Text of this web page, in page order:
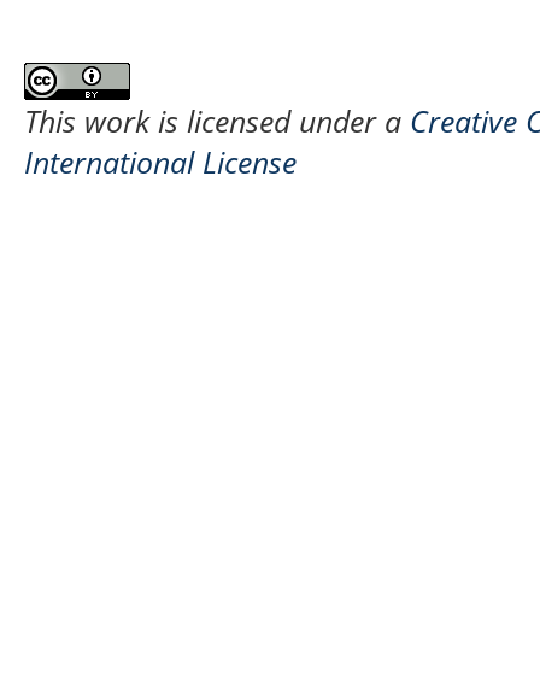
This work is licensed under a Creative
International License